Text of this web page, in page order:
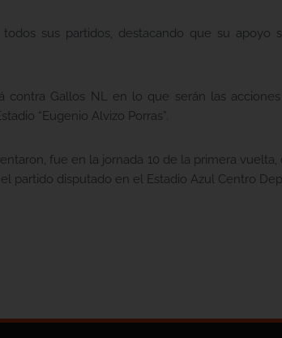
sus partidos, destacando que su
contra Gallos NL en lo que serán las
“Eugenio Alvizo Porras”.
fue en la jornada 10 de la primera
partido disputado en el Estadio Azul Centro